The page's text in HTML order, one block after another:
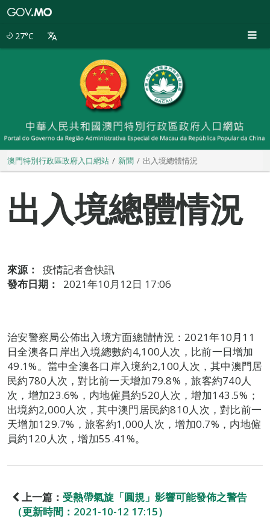
27°C
澳門特別行政區政府入口網站 新聞 出入境總體情況
出入境總體情況
來源：
疫情記者會快訊
發布日期：
2021年10月12日 17:06
治安警察局公佈出入境方面總體情況：2021年10月11
日全澳各口岸出入境總數約4,100人次，比前一日增加
49.1%。當中全澳各口岸入境約2,100人次，其中澳門居
民約780人次，對比前一天增加79.8%，旅客約740人
次，增加23.6%，内地僱員約520人次，增加143.5%；
出境約2,000人次，其中澳門居民約810人次，對比前一
天增加129.7%，旅客約1,000人次，增加0.7%，内地僱
員約120人次，增加55.41%。
上一篇： 受熱帶氣旋「圓規」影響可能發佈之警告
（更新時間：2021-10-12 17:15）